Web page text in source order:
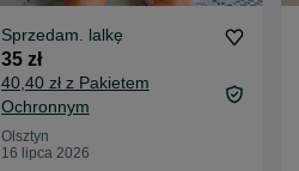
Sprzedam. lalkę
35 zł
40,40 zł z Pakietem
Ochronnym
Olsztyn
16 lipca 2026